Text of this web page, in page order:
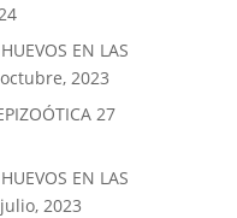
EN LAS
2023
27
EN LAS
2023